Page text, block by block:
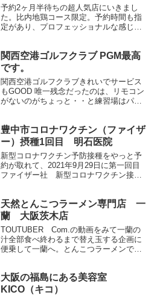
予約2ヶ月半待ちの超人気店にいきまし
た。比内地鶏コース限定。予約時間も指
定があり、プロフェッショナルな感じの
関西空港ゴルフクラブ PGM最高
です。
関西空港ゴルフクラブきれいでサービス
もGOOD 唯一残念だったのは、リモコン
がないのがちょっと・・と練習場はパタ
ラブ それ以外はGOODです。 ★4.5 料金
が...
豊中市コロナワクチン（ファイザ
ー）摂種1回目 明石医院
新型コロナワクチン予防接種をやっと予
約が取れて、2021年9月29日に第一回目
ファイザー社 新型コロナワクチン接種
です。地元で愛されてる感じの病院 看護
師さんが4...
天然とんこつラーメン専門店 一
蘭 大阪茨木店
TOUTUBER Com.の動画をみて一蘭の
汁全部食べ終わるまで替え玉する企画に
便乗して一蘭へ。とんこつラーメンでそ
で今度は超こってり、にんにく1片分にし
ようとおもいます。舌が馬鹿になってま
大阪の福島にある美容室
KICO（キコ）